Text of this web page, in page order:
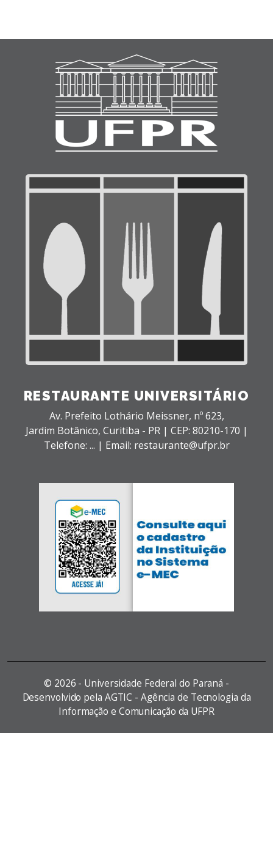
RESTAURANTE UNIVERSITÁRIO
Av. Prefeito Lothário Meissner, nº 623,
Jardim Botânico, Curitiba - PR | CEP: 80210-170 |
Telefone: ... | Email: restaurante@ufpr.br
© 2026 - Universidade Federal do Paraná -
Desenvolvido pela AGTIC - Agência de Tecnologia da
Informação e Comunicação da UFPR